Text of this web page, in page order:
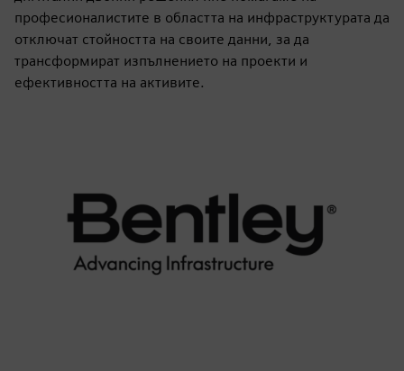
професионалистите в областта на инфраструктурата да
отключат стойността на своите данни, за да
трансформират изпълнението на проекти и
ефективността на активите.